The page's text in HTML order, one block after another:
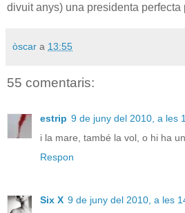
divuit anys) una presidenta perfecta
òscar a 13:55
55 comentaris:
estrip 9 de juny del 2010, a les
i la mare, també la vol, o hi ha
Respon
Six X 9 de juny del 2010, a les